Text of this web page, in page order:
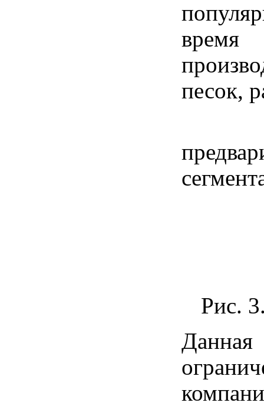
время
песок,
Рис.
Данная